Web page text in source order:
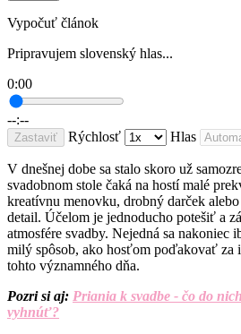
Vypočuť článok
Pripravujem slovenský hlas...
0:00
--:--
Zastaviť Rýchlosť Hlas
V dnešnej dobe sa stalo skoro už
svadobnom stole čaká na hostí malé
kreatívnu menovku, drobný darček
detail. Účelom je jednoducho potešiť a
atmosfére svadby. Nejedná sa nakoniec
milý spôsob, ako hosťom poďakovať za
tohto významného dňa.
Pozri si aj: Priania k svadbe - čo do
vyhnúť?